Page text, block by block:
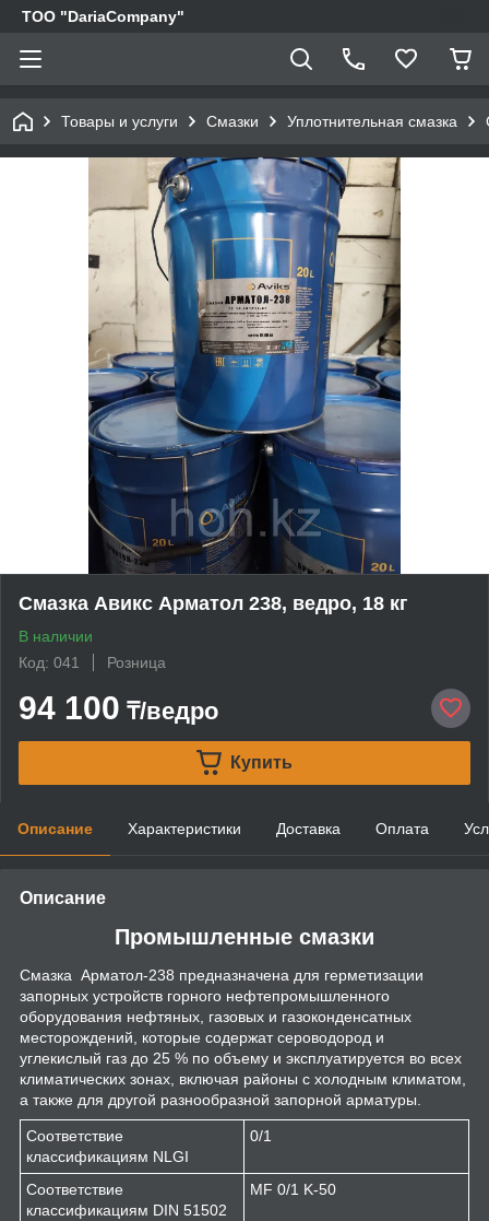
TOO "DariaCompany"
Товары и услуги Смазки Уплотнительная смазка
Смазка Авикс Арматол 238, ведро, 18 кг
В наличии
Код: 041
Розница
94 100 ₸/ведро
Купить
Описание Характеристики Доставка Оплата
Описание
Промышленные смазки
Смазка Арматол-238 предназначена для герметизации
запорных устройств горного нефтепромышленного
оборудования нефтяных, газовых и газоконденсатных
месторождений, которые содержат сероводород и
углекислый газ до 25 % по объему и эксплуатируется во всех
климатических зонах, включая районы с холодным климатом,
а также для другой разнообразной запорной арматуры.
Соответствие
классификациям NLGI
0/1
Соответствие
классификациям DIN 51502
MF 0/1 K-50